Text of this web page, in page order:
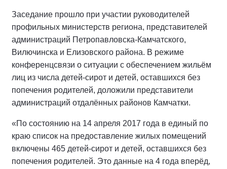
Заседание прошло при участии руководителей
профильных министерств региона, представителей
администраций Петропавловска-Камчатского,
Вилючинска и Елизовского района. В режиме
конференцсвязи о ситуации с обеспечением жильём
лиц из числа детей-сирот и детей, оставшихся без
попечения родителей, доложили представители
администраций отдалённых районов Камчатки.
«По состоянию на 14 апреля 2017 года в единый по
краю список на предоставление жилых помещений
включены 465 детей-сирот и детей, оставшихся без
попечения родителей. Это данные на 4 года вперёд,